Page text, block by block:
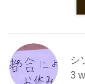
シ
3